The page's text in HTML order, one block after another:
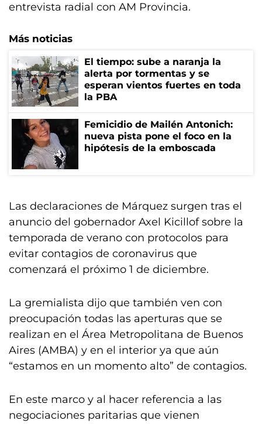
entrevista radial con AM Provincia.
Más noticias
El tiempo: sube a naranja la
alerta por tormentas y se
esperan vientos fuertes en toda
la PBA
Femicidio de Mailén Antonich:
nueva pista pone el foco en la
hipótesis de la emboscada
Las declaraciones de Márquez surgen tras el
anuncio del gobernador Axel Kicillof sobre la
temporada de verano con protocolos para
evitar contagios de coronavirus que
comenzará el próximo 1 de diciembre.
La gremialista dijo que también ven con
preocupación todas las aperturas que se
realizan en el Área Metropolitana de Buenos
Aires (AMBA) y en el interior ya que aún
“estamos en un momento alto” de contagios.
En este marco y al hacer referencia a las
negociaciones paritarias que vienen